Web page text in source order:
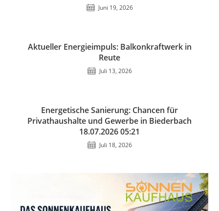
Juni 19, 2026
Aktueller Energieimpuls: Balkonkraftwerk in
Reute
Juli 13, 2026
Energetische Sanierung: Chancen für
Privathaushalte und Gewerbe in Biederbach
18.07.2026 05:21
Juli 18, 2026